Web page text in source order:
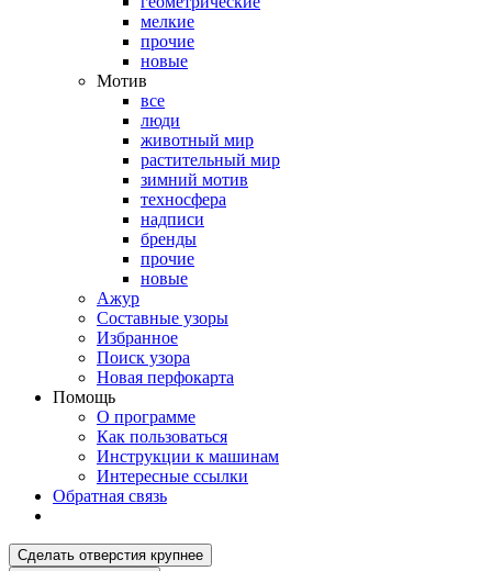
мелкие
прочие
новые
Мотив
все
люди
животный мир
растительный мир
зимний мотив
техносфера
надписи
бренды
прочие
новые
Ажур
Составные узоры
Избранное
Поиск узора
Новая перфокарта
Помощь
О программе
Как пользоваться
Инструкции к машинам
Интересные ссылки
Обратная связь